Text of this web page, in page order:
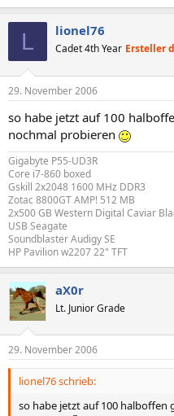
L lionel76
Cadet 4th Year Ersteller
29. November 2006
so habe jetzt auf 100
nochmal probieren
Gigabyte P55-UD3R
Core i7-860 boxed
Gskill 2x2048 1600 MHz DDR3
Zotac 8800GT AMP! 512 MB
2x500 GB Western Digital Caviar
USB Seagate
Soundblaster Audigy SE
HP Pavilion w2207 22" TFT
aX0r
Lt. Junior Grade
29. November 2006
lionel76 schrieb:
so habe jetzt auf 100 halboffen